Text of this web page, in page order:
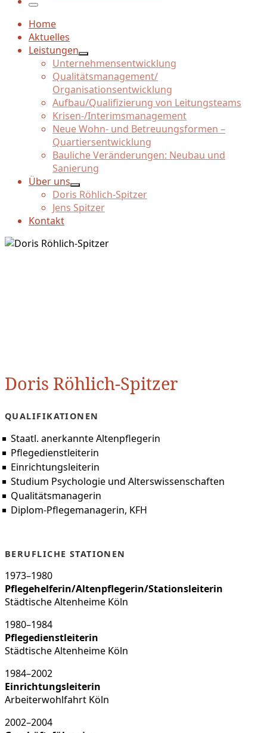
Menü
Home
Aktuelles
Leistungen
Unternehmensentwicklung
Qualitätsmanagement/
Organisationsentwicklung
Aufbau/Qualifizierung von Leitungsteams
Krisen-/Interimsmanagement
Neue Wohn- und Betreuungsformen –
Quartiersentwicklung
Bauliche Veränderungen: Neubau und
Sanierung
Über uns
Doris Röhlich-Spitzer
Jens Spitzer
Kontakt
Doris Röhlich-Spitzer
QUALIFIKATIONEN
Staatl. anerkannte Altenpflegerin
Pflegedienstleiterin
Einrichtungsleiterin
Studium Psychologie und Alterswissenschaften
Qualitätsmanagerin
Diplom-Pflegemanagerin, KFH
BERUFLICHE STATIONEN
1973–1980
Pflegehelferin/Altenpflegerin/Stationsleiterin
Städtische Altenheime Köln
1980–1984
Pflegedienstleiterin
Städtische Altenheime Köln
1984–2002
Einrichtungsleiterin
Arbeiterwohlfahrt Köln
2002–2004